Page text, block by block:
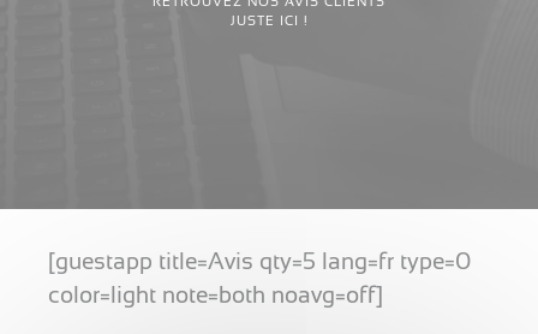
JUSTE ICI !
[guestapp title=Avis qty=5 lang=fr type=0
color=light note=both noavg=off]